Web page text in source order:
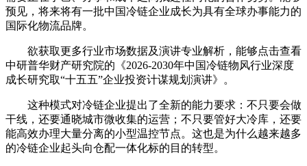
预见，将来将有一批中国冷链企业成长为具有全球办事能力的
国际化物流品牌。
欲获取更多行业市场数据及演讲专业解析，能够点击查看
中研普华财产研究院的《2026-2030年中国冷链物风行业深度
成长研究取“十五五”企业投资计谋规划演讲》。
这种模式对冷链企业提出了全新的能力要求：不只要会做
干线，还要通晓城市微收集的运营；不只要管好大冷库，还要
能高效办理大量分离的小型温控节点。这也是为什么越来越多
的冷链企业起头向仓配一体化标的目的转型。